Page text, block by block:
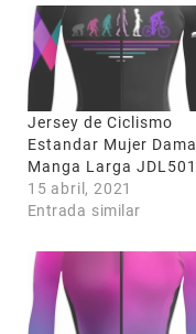
Jersey de Ciclismo
Estandar Mujer Dama
Manga Larga JDL501
15 abril, 2021
Entrada similar